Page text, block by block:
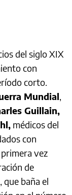
del siglo XIX
con
corto.
Mundial,
Guillain,
médicos del
con
vez
de
baña el